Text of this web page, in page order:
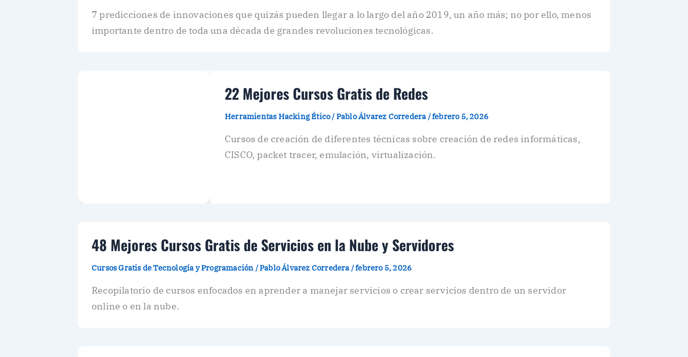
7 predicciones de innovaciones que quizás pueden llegar a lo largo del año 2019, un año más; no por ello, menos
importante dentro de toda una década de grandes revoluciones tecnológicas.
22 Mejores Cursos Gratis de Redes
Herramientas Hacking Ético/Pablo Álvarez Corredera /febrero 5, 2026
Cursos de creación de diferentes técnicas sobre creación de redes informáticas,
CISCO, packet tracer, emulación, virtualización.
48 Mejores Cursos Gratis de Servicios en la Nube y Servidores
Cursos Gratis de Tecnología y Programación /Pablo Álvarez Corredera /febrero 5, 2026
Recopilatorio de cursos enfocados en aprender a manejar servicios o crear servicios dentro de un servidor
online o en la nube.